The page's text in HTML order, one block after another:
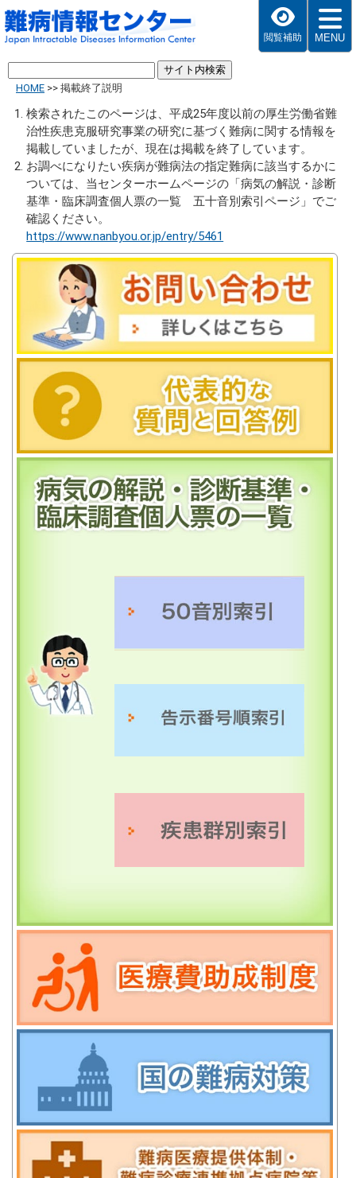
閲覧補助 MENU
HOME >> 掲載終了説明
検索されたこのページは、平成25年度以前の厚生労働省難
治性疾患克服研究事業の研究に基づく難病に関する情報を
掲載していましたが、現在は掲載を終了しています。
お調べになりたい疾病が難病法の指定難病に該当するかに
ついては、当センターホームページの「病気の解説・診断
基準・臨床調査個人票の一覧 五十音別索引ページ」でご
確認ください。
https://www.nanbyou.or.jp/entry/5461